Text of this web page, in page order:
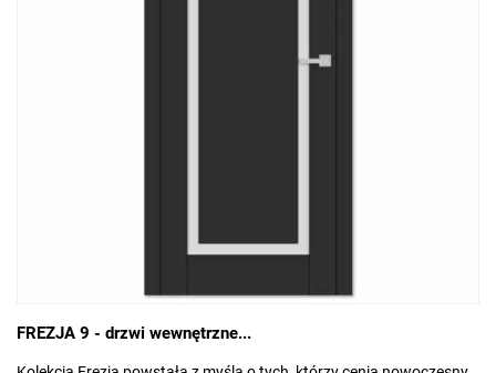
FREZJA 9 - drzwi wewnętrzne...